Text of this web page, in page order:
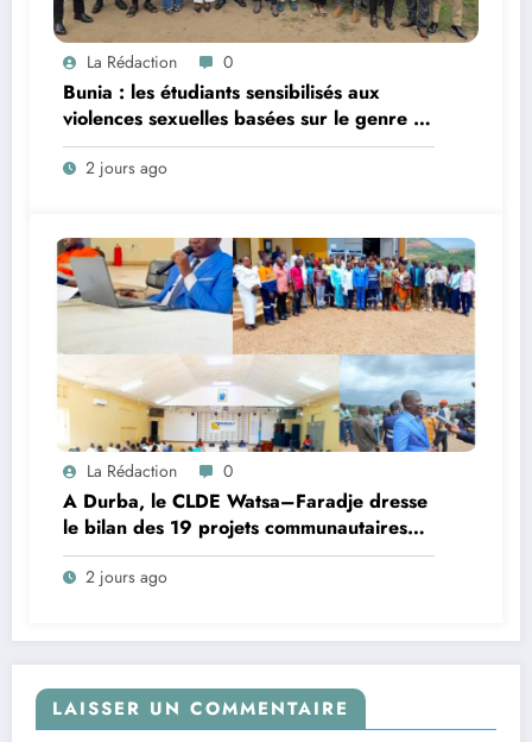
La Rédaction 0
Bunia : les étudiants sensibilisés aux
violences sexuelles basées sur le genre et
au harcèlement sexuel en milieu
universitaire
2 jours ago
La Rédaction 0
A Durba, le CLDE Watsa–Faradje dresse
le bilan des 19 projets communautaires
de cahier de charge signé avec KGM S.A
et prépare le deuxième quinquennat
2 jours ago
LAISSER UN COMMENTAIRE